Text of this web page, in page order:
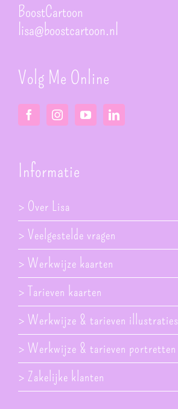
BoostCartoon
lisa@boostcartoon.nl
Volg Me Online
Informatie
> Over Lisa
> Veelgestelde vragen
> Werkwijze kaarten
> Tarieven kaarten
> Werkwijze & tarieven illustraties
> Werkwijze & tarieven portretten
> Zakelijke klanten